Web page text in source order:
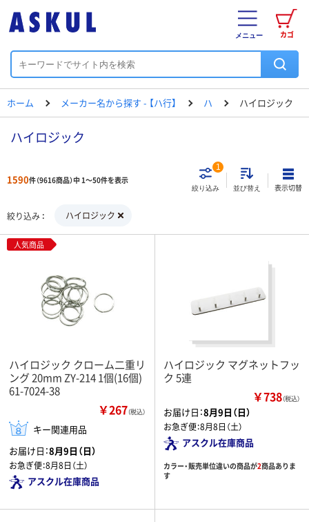
カゴ
メニュー
ホーム メーカー名から探す - 【ハ行】 ハ ハイロジック
ハイロジック
1590件（9616商品）中 1～50件を表示
絞り込み
1
並び替え 表示切替
絞り込み ハイロジック
人気商品
ハイロジック クローム二重リ
ング 20mm ZY-214 1個(16個)
61-7024-38
￥267（税込）
キー関連用品
お届け日：8月9日（日）
お急ぎ便：8月8日（土）
アスクル在庫商品
ハイロジック マグネットフッ
ク 5連
￥738（税込）
お届け日：8月9日（日）
お急ぎ便：8月8日（土）
アスクル在庫商品
カラー・販売単位違いの商品が2商品ありま
す